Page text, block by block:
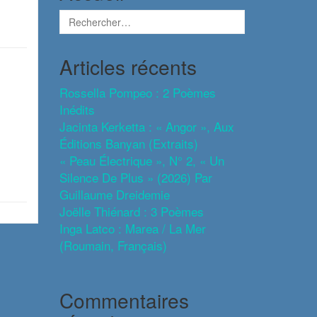
Articles récents
Rossella Pompeo : 2 Poèmes
Inédits
Jacinta Kerketta : « Angor », Aux
Éditions Banyan (extraits)
« Peau Électrique », N° 2, « Un
Silence De Plus » (2026) Par
Guillaume Dreidemie
Joëlle Thiénard : 3 Poèmes
Inga Latco : Marea / La Mer
(roumain, Français)
Commentaires